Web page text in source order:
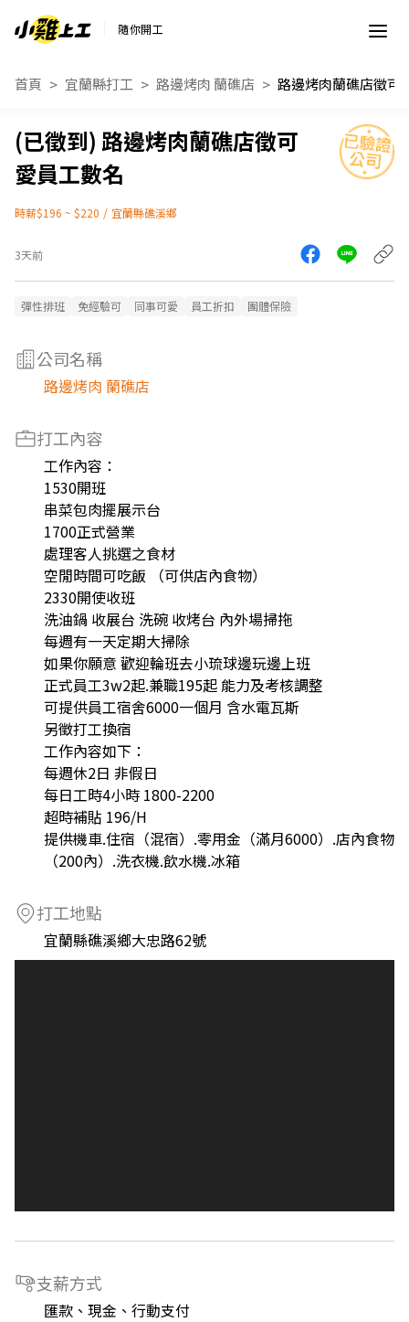
隨你開工
首頁 宜蘭縣打工 路邊烤肉 蘭礁店
路邊烤肉蘭礁店徵可
愛員工數名
時薪$196 ~ $220 / 宜蘭縣礁溪鄉
3天前
彈性排班 免經驗可 同事可愛 員工折扣 團體保險
公司名稱
路邊烤肉 蘭礁店
打工內容
工作內容：
1530開班
串菜包肉擺展示台
1700正式營業
處理客人挑選之食材
空閒時間可吃飯 （可供店內食物）
2330開使收班
洗油鍋 收展台 洗碗 收烤台 內外場掃拖
每週有一天定期大掃除
如果你願意 歡迎輪班去小琉球邊玩邊上班
正式員工3w2起.兼職195起 能力及考核調整
可提供員工宿舍6000一個月 含水電瓦斯
另徵打工換宿
工作內容如下：
每週休2日 非假日
每日工時4小時 1800-2200
超時補貼 196/H
提供機車.住宿（混宿）.零用金（滿月6000）.店內食物
（200內）.洗衣機.飲水機.冰箱
打工地點
宜蘭縣礁溪鄉大忠路62號
支薪方式
匯款、現金、行動支付